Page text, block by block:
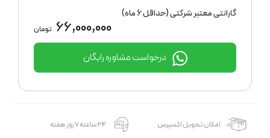
گارانتی معتبر شرکتی (حداقل 6 ماه)
66,000,000 تومان
درخواست مشاوره رایگان
امکان تحویل اکسپرس 24 ساعته 7 روز هفته